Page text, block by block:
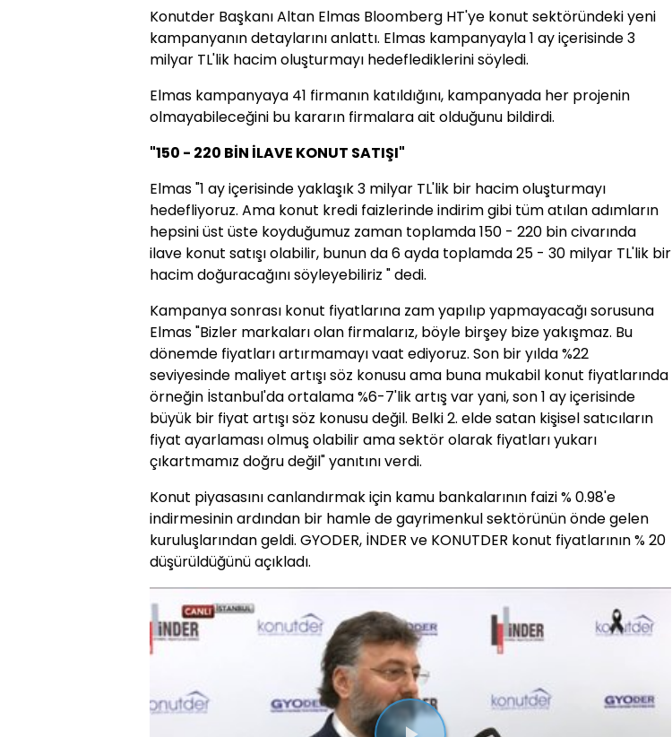
Konutder Başkanı Altan Elmas Bloomberg HT'ye konut sektöründeki yeni
kampanyanın detaylarını anlattı. Elmas kampanyayla 1 ay içerisinde 3
milyar TL'lik hacim oluşturmayı hedeflediklerini söyledi.
Elmas kampanyaya 41 firmanın katıldığını, kampanyada her projenin
olmayabileceğini bu kararın firmalara ait olduğunu bildirdi.
"150 - 220 BİN İLAVE KONUT SATIŞI"
Elmas "1 ay içerisinde yaklaşık 3 milyar TL'lik bir hacim oluşturmayı
hedefliyoruz. Ama konut kredi faizlerinde indirim gibi tüm atılan adımların
hepsini üst üste koyduğumuz zaman toplamda 150 - 220 bin civarında
ilave konut satışı olabilir, bunun da 6 ayda toplamda 25 - 30 milyar TL'lik bir
hacim doğuracağını söyleyebiliriz " dedi.
Kampanya sonrası konut fiyatlarına zam yapılıp yapmayacağı sorusuna
Elmas "Bizler markaları olan firmalarız, böyle birşey bize yakışmaz. Bu
dönemde fiyatları artırmamayı vaat ediyoruz. Son bir yılda %22
seviyesinde maliyet artışı söz konusu ama buna mukabil konut fiyatlarında
örneğin İstanbul'da ortalama %6-7'lik artış var yani, son 1 ay içerisinde
büyük bir fiyat artışı söz konusu değil. Belki 2. elde satan kişisel satıcıların
fiyat ayarlaması olmuş olabilir ama sektör olarak fiyatları yukarı
çıkartmamız doğru değil" yanıtını verdi.
Konut piyasasını canlandırmak için kamu bankalarının faizi % 0.98'e
indirmesinin ardından bir hamle de gayrimenkul sektörünün önde gelen
kuruluşlarından geldi. GYODER, İNDER ve KONUTDER konut fiyatlarının % 20
düşürüldüğünü açıkladı.